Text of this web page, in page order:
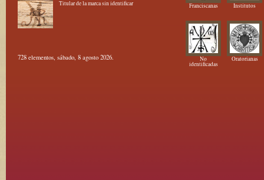
Titular de la marca sin identificar
728 elementos, sábado, 8 agosto 2026.
Franciscanas Institutos
No
identificadas
Oratorianas